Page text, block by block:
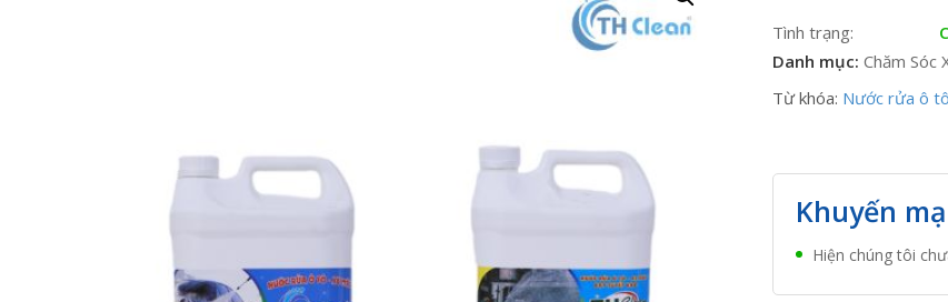
Tình trạng:
Danh mục: Chăm Sóc
Từ khóa: Nước rửa ô
Khuyến
Hiện chúng tôi